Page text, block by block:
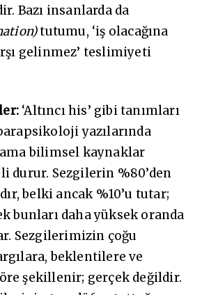
Bazı insanlarda da
tutumu, ‘iş olacağına
gelinmez’ teslimiyeti
‘Altıncı his’ gibi tanımları
yazılarında
bilimsel kaynaklar
durur. Sezgilerin %80’den
belki ancak %10’u tutar;
bunları daha yüksek oranda
Sezgilerimizin çoğu
beklentilere ve
şekillenir; gerçek değildir.